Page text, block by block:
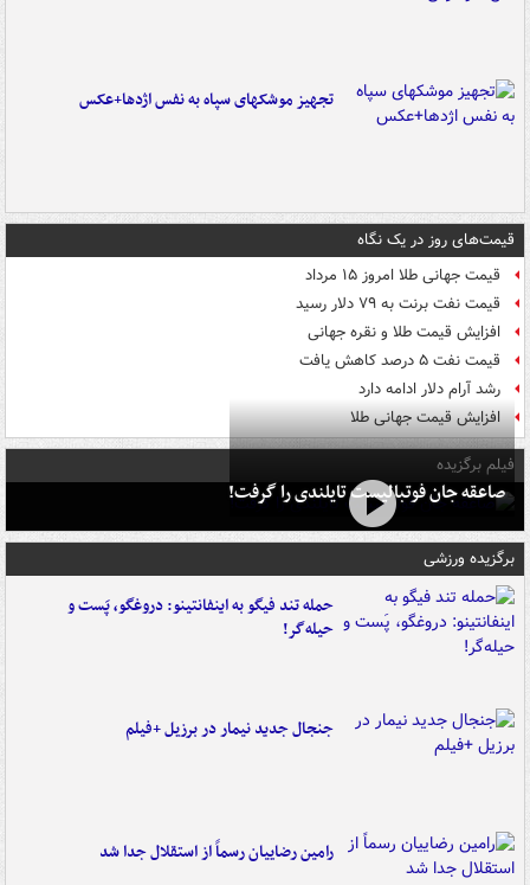
تجهیز موشکهای سپاه به نفس اژدها+عکس
قیمت‌های روز در یک نگاه
قیمت جهانی طلا امروز ۱۵ مرداد
قیمت نفت برنت به ۷۹ دلار رسید
افزایش قیمت طلا و نقره جهانی
قیمت نفت ۵ درصد کاهش یافت
رشد آرام دلار ادامه دارد
افزایش قیمت جهانی طلا
فیلم برگزیده
صاعقه جان فوتبالیست تایلندی را گرفت!
برگزیده ورزشی
حمله تند فیگو به اینفانتینو: دروغگو، پَست‌ و
حیله‌گر!
جنجال جدید نیمار در برزیل +فیلم
رامین رضاییان رسماً از استقلال جدا شد